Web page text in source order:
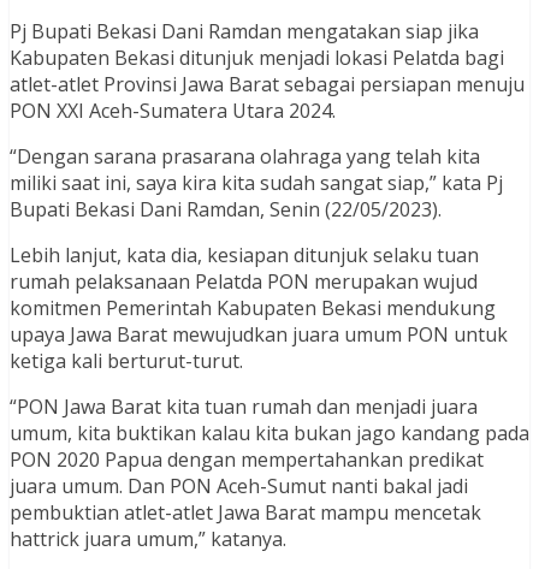
Pj Bupati Bekasi Dani Ramdan mengatakan siap jika
Kabupaten Bekasi ditunjuk menjadi lokasi Pelatda bagi
atlet-atlet Provinsi Jawa Barat sebagai persiapan menuju
PON XXI Aceh-Sumatera Utara 2024.
“Dengan sarana prasarana olahraga yang telah kita
miliki saat ini, saya kira kita sudah sangat siap,” kata Pj
Bupati Bekasi Dani Ramdan, Senin (22/05/2023).
Lebih lanjut, kata dia, kesiapan ditunjuk selaku tuan
rumah pelaksanaan Pelatda PON merupakan wujud
komitmen Pemerintah Kabupaten Bekasi mendukung
upaya Jawa Barat mewujudkan juara umum PON untuk
ketiga kali berturut-turut.
“PON Jawa Barat kita tuan rumah dan menjadi juara
umum, kita buktikan kalau kita bukan jago kandang pada
PON 2020 Papua dengan mempertahankan predikat
juara umum. Dan PON Aceh-Sumut nanti bakal jadi
pembuktian atlet-atlet Jawa Barat mampu mencetak
hattrick juara umum,” katanya.